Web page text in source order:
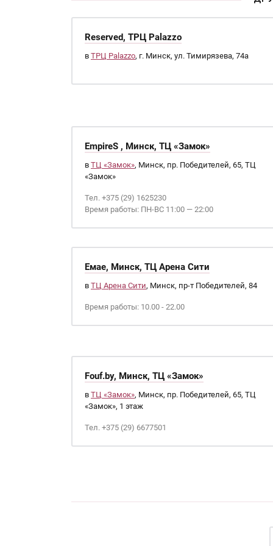
Reserved, ТРЦ Palazzo
в ТРЦ Palazzo, г. Минск, ул. Тимирязева, 74а
EmpireS , Минск, ТЦ «Замок»
в ТЦ «Замок», Минск, пр. Победителей, 65, ТЦ
«Замок»
Тел. +375 (29) 1625230
Время работы: ПН-ВС 11:00 — 22:00
Емае, Минск, ТЦ Арена Сити
в ТЦ Арена Сити, Минск, пр-т Победителей, 84
Время работы: 10.00 - 22.00
Fouf.by, Минск, ТЦ «Замок»
в ТЦ «Замок», Минск, пр. Победителей, 65, ТЦ
«Замок», 1 этаж
Тел. +375 (29) 6677501